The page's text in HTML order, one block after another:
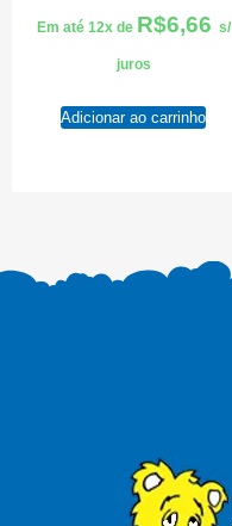
Em até 12x de R$6,66 s/
juros
Adicionar ao carrinho